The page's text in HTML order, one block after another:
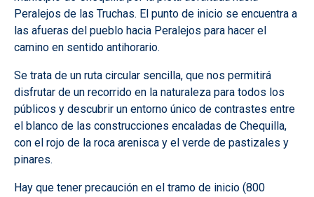
Peralejos de las Truchas. El punto de inicio se encuentra a
las afueras del pueblo hacia Peralejos para hacer el
camino en sentido antihorario.
Se trata de un ruta circular sencilla, que nos permitirá
disfrutar de un recorrido en la naturaleza para todos los
públicos y descubrir un entorno único de contrastes entre
el blanco de las construcciones encaladas de Chequilla,
con el rojo de la roca arenisca y el verde de pastizales y
pinares.
Hay que tener precaución en el tramo de inicio (800